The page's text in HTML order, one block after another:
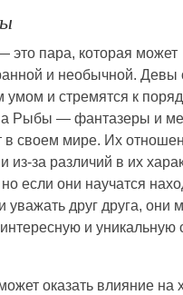
пара, которая может
и необычной. Девы
умом и стремятся к
а Рыбы — фантазеры и
в своем мире. Их
из-за различий в их
если они научатся
друг друга, они
и уникальную
оказать влияние на